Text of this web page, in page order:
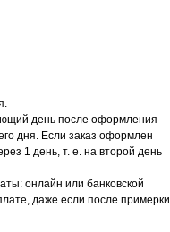
день после оформления
дня. Если заказ оформлен
1 день, т. е. на второй день
онлайн или банковской
даже если после примерки